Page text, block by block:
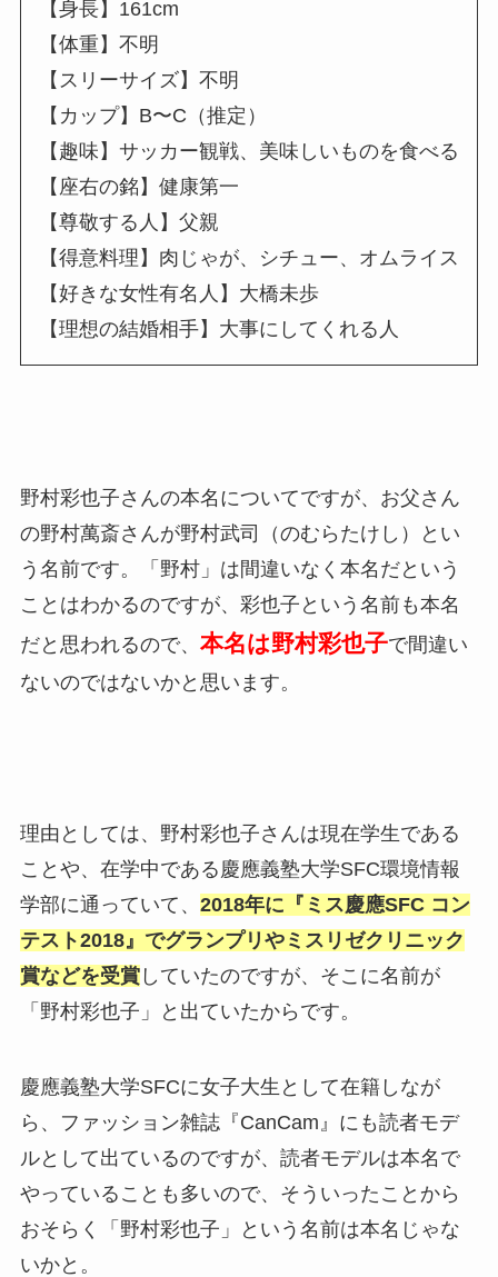
【身長】161cm
【体重】不明
【スリーサイズ】不明
【カップ】B〜C（推定）
【趣味】サッカー観戦、美味しいものを食べる
【座右の銘】健康第一
【尊敬する人】父親
【得意料理】肉じゃが、シチュー、オムライス
【好きな女性有名人】大橋未歩
【理想の結婚相手】大事にしてくれる人
野村彩也子さんの本名についてですが、お父さん
の野村萬斎さんが野村武司（のむらたけし）とい
う名前です。「野村」は間違いなく本名だという
ことはわかるのですが、彩也子という名前も本名
だと思われるので、 本名は野村彩也子で間違い
ないのではないかと思います。
理由としては、野村彩也子さんは現在学生である
ことや、在学中である慶應義塾大学SFC環境情報
学部に通っていて、 2018年に『ミス慶應SFC コン
テスト2018』でグランプリやミスリゼクリニック
賞などを受賞していたのですが、そこに名前が
「野村彩也子」と出ていたからです。
慶應義塾大学SFCに女子大生として在籍しなが
ら、ファッション雑誌『CanCam』にも読者モデ
ルとして出ているのですが、読者モデルは本名で
やっていることも多いので、そういったことから
おそらく「野村彩也子」という名前は本名じゃな
いかと。